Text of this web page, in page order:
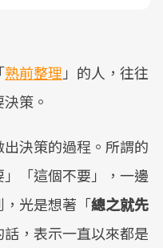
熟前整理 」的人，往往
策。
決策的過程。所謂的
「這個不要」，一邊
光是想著「總之就先
，表示一直以來都是